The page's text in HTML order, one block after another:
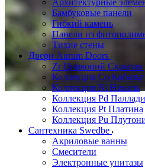
Архитектурные
Бамбуковые панели
Гибкий камень
Панели из
Тихие стены
Двери Aurum Doors
Zr Цирконий Скрытая
Коллекция Co Кобальт
Коллекция Ni Никель
Коллекция Pd
Коллекция Pt Платина
Коллекция Pu
Сантехника Swedbe
Акриловые ванны
Смесители
Электронные унитазы